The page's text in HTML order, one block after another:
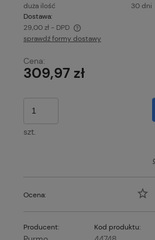
duża ilość
30 dni
Dostawa:
29,00 zł - DPD
Cena nie zawiera ewentualnych
sprawdź formy dostawy
Cena:
309,97 zł
szt.
Ocena:
Producent: Kod produktu: